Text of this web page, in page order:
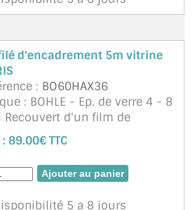
d'encadrement 5m vitrine
: BO60HAX36
: BOHLE - Ep. de verre 4 - 8
Recouvert d'un film de
89.00€ TTC
5 a 8 jours